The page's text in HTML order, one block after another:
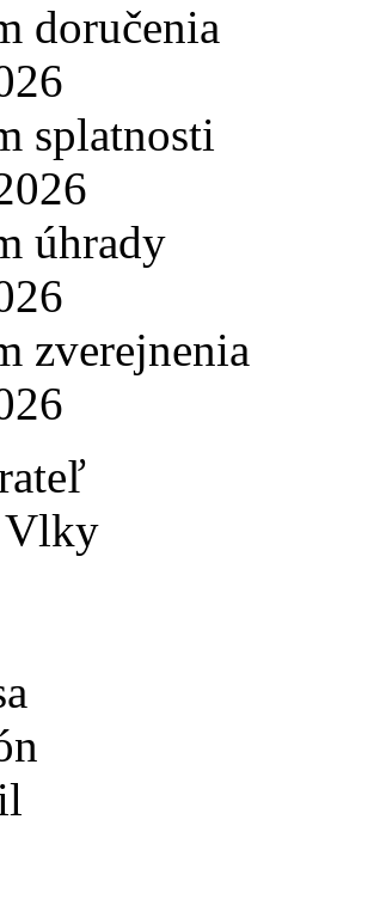
doručenia
splatnosti
úhrady
zverejnenia
Vlky